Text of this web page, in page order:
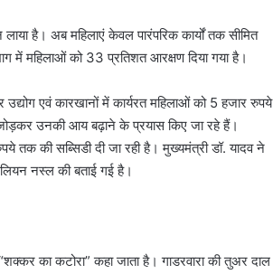
है। अब महिलाएं केवल पारंपरिक कार्यों तक सीमित
में महिलाओं को 33 प्रतिशत आरक्षण दिया गया है।
एवं कारखानों में कार्यरत महिलाओं को 5 हजार रुपये
उनकी आय बढ़ाने के प्रयास किए जा रहे हैं।
तक की सब्सिडी दी जा रही है। मुख्यमंत्री डॉ. यादव ने
नस्ल की बताई गई है।
का कटोरा” कहा जाता है। गाडरवारा की तुअर दाल